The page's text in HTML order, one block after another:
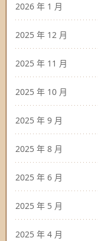
2026 年 1 月
2025 年 12 月
2025 年 11 月
2025 年 10 月
2025 年 9 月
2025 年 8 月
2025 年 6 月
2025 年 5 月
2025 年 4 月